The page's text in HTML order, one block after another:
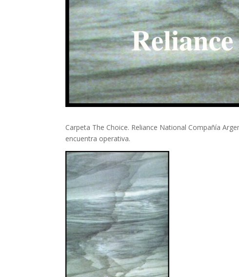
Carpeta The Choice. Reliance National Compañía
encuentra operativa.